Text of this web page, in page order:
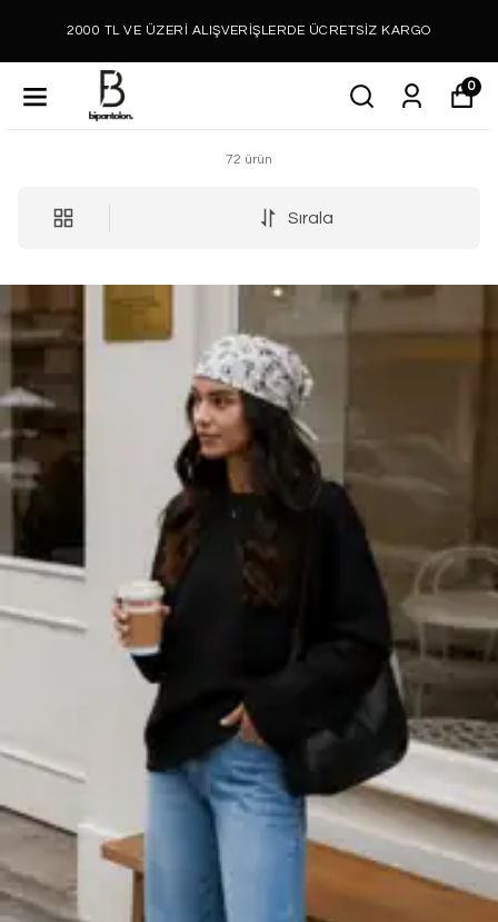
2000 TL VE ÜZERİ ALIŞVERİŞLERDE ÜCRETSİZ KARGO
0
72 ürün
Sırala